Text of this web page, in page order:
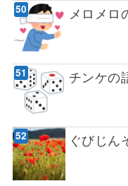
メロメロ
チンケの
ぐびじん